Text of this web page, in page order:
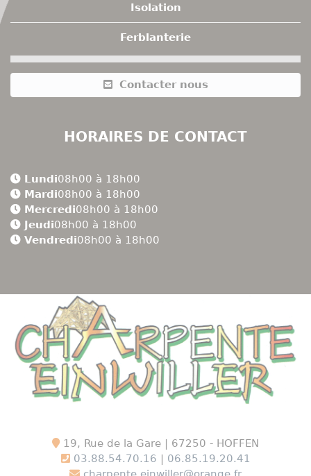
Isolation
Ferblanterie
Contacter nous
HORAIRES DE CONTACT
Lundi08h00 à 18h00
Mardi08h00 à 18h00
Mercredi08h00 à 18h00
Jeudi08h00 à 18h00
Vendredi08h00 à 18h00
19, Rue de la Gare | 67250 - HOFFEN
03.88.54.70.16 | 06.85.19.20.41